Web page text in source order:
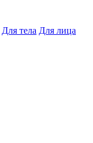
Для тела Для лица